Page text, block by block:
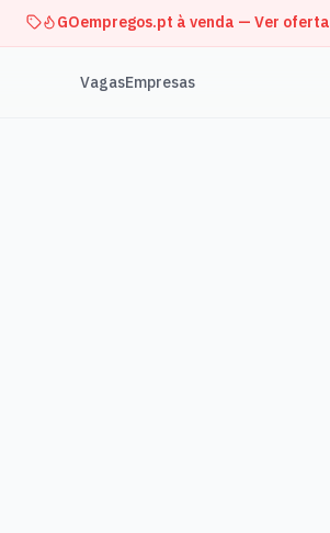
GOempregos.pt à venda — Ver oferta
VagasEmpresas